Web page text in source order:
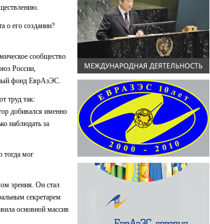
о его создании?
сообщество
России,
фонд ЕврАзЭС.
труд так:
добивался именно
наблюдать за
тогда мог
зрения. Он стал
секретарем
основной массив